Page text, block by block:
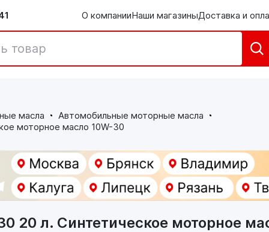
О компанииНаши магазиныДоставка и
масла
Автомобильные моторные масла
моторное масло 10W-30
20 л. Синтетическое моторное